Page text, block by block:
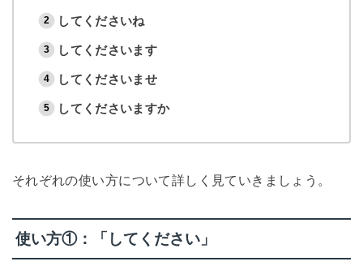
してくださいね
してくださいます
してくださいませ
してくださいますか
それぞれの使い方について詳しく見ていきましょう。
使い方①：「してください」